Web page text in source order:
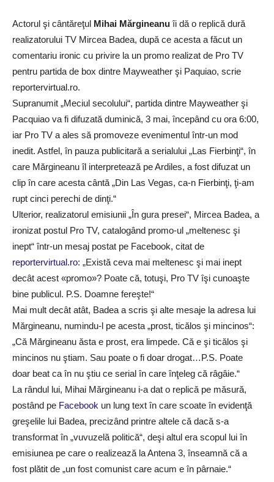
Actorul şi cântăreţul Mihai Mărgineanu îi dă o replică dură
realizatorului TV Mircea Badea, după ce acesta a făcut un
comentariu ironic cu privire la un promo realizat de Pro TV
pentru partida de box dintre Mayweather şi Paquiao, scrie
reportervirtual.ro.
Supranumit „Meciul secolului“, partida dintre Mayweather şi
Pacquiao va fi difuzată duminică, 3 mai, începând cu ora 6:00,
iar Pro TV a ales să promoveze evenimentul într-un mod
inedit. Astfel, în pauza publicitară a serialului „Las Fierbinţi“, în
care Mărgineanu îl interpretează pe Ardiles, a fost difuzat un
clip în care acesta cântă „Din Las Vegas, ca-n Fierbinţi, ţi-am
rupt cinci perechi de dinţi.“
Ulterior, realizatorul emisiunii „În gura presei“, Mircea Badea, a
ironizat postul Pro TV, catalogând promo-ul „meltenesc şi
inept“ într-un mesaj postat pe Facebook, citat de
reportervirtual.ro: „Există ceva mai meltenesc şi mai inept
decât acest «promo»? Poate că, totuşi, Pro TV îşi cunoaşte
bine publicul. P.S. Doamne fereşte!“
Mai mult decât atât, Badea a scris şi alte mesaje la adresa lui
Mărgineanu, numindu-l pe acesta „prost, ticălos şi mincinos“:
„Că Mărgineanu ăsta e prost, era limpede. Că e şi ticălos şi
mincinos nu ştiam. Sau poate o fi doar drogat…P.S. Poate
doar beat ca în nu ştiu ce serial în care înţeleg că râgâie.“
La rândul lui, Mihai Mărgineanu i-a dat o replică pe măsură,
postând pe Facebook un lung text în care scoate în evidenţă
greşelile lui Badea, precizând printre altele că dacă s-a
transformat în „vuvuzelă politică“, deşi altul era scopul lui în
emisiunea pe care o realizează la Antena 3, înseamnă că a
fost plătit de „un fost comunist care acum e în pârnaie.“